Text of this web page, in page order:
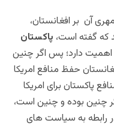
آن بر افغانستان،
که گفته است، پاکستان
اهمیت دارد؛ پس اگر چنین
حفظ منافع امریکا
پاکستان برای امریکا
چنین بوده و چنین است،
افغانستان بعد از ۲۰۰۱ در رابطه به سیاست های